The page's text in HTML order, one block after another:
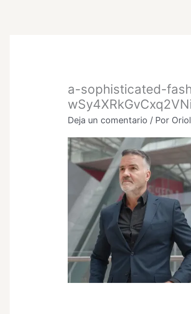
a-sophisticated-
Deja un comentario / Por